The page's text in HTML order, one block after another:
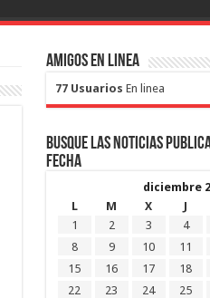
Amigos en Linea
77 Usuarios En linea
Busque las noticias
fecha
diciembre
L
M X J
1
2 3 4
8
9 10 11
15
16 17 18
22
23 24 25